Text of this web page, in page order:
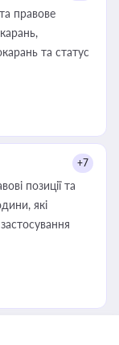
правове
та статус
+7
позиції та
які